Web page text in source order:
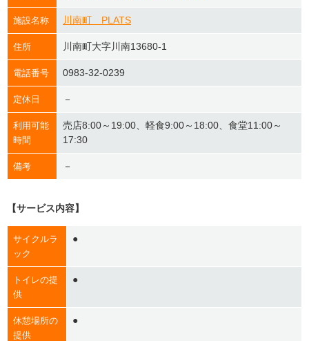
施設名称 川南町 PLATS
住所 川南町大字川南13680-1
電話番号 0983-32-0239
定休日 －
利用可能
時間
売店8:00​～19:00、軽食9:00​～18:00、食堂11:00～
17:30
備考 －
【サービス内容】
サイクルラ
ック
●
トイレの提
供
●
休憩場所の
提供
●